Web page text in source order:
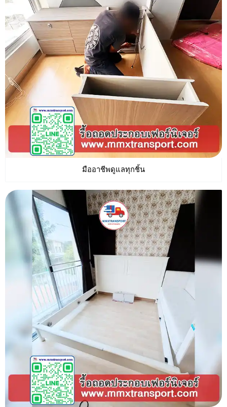
มืออาชีพดูแลทุกชิ้น